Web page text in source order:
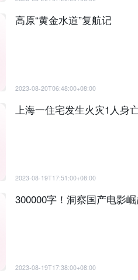
高原“黄金水道”复航记
2023-08-20T06:48:00+08:00
上海一住宅发生火灾1人身
2023-08-19T17:51:00+08:00
300000字！洞察国产电影
2023-08-19T17:38:00+08:00